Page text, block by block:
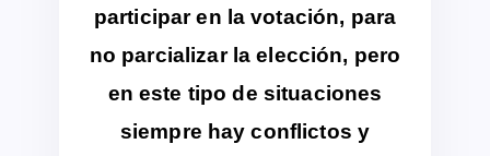
participar en la votación, para
no parcializar la elección, pero
en este tipo de situaciones
siempre hay conflictos y